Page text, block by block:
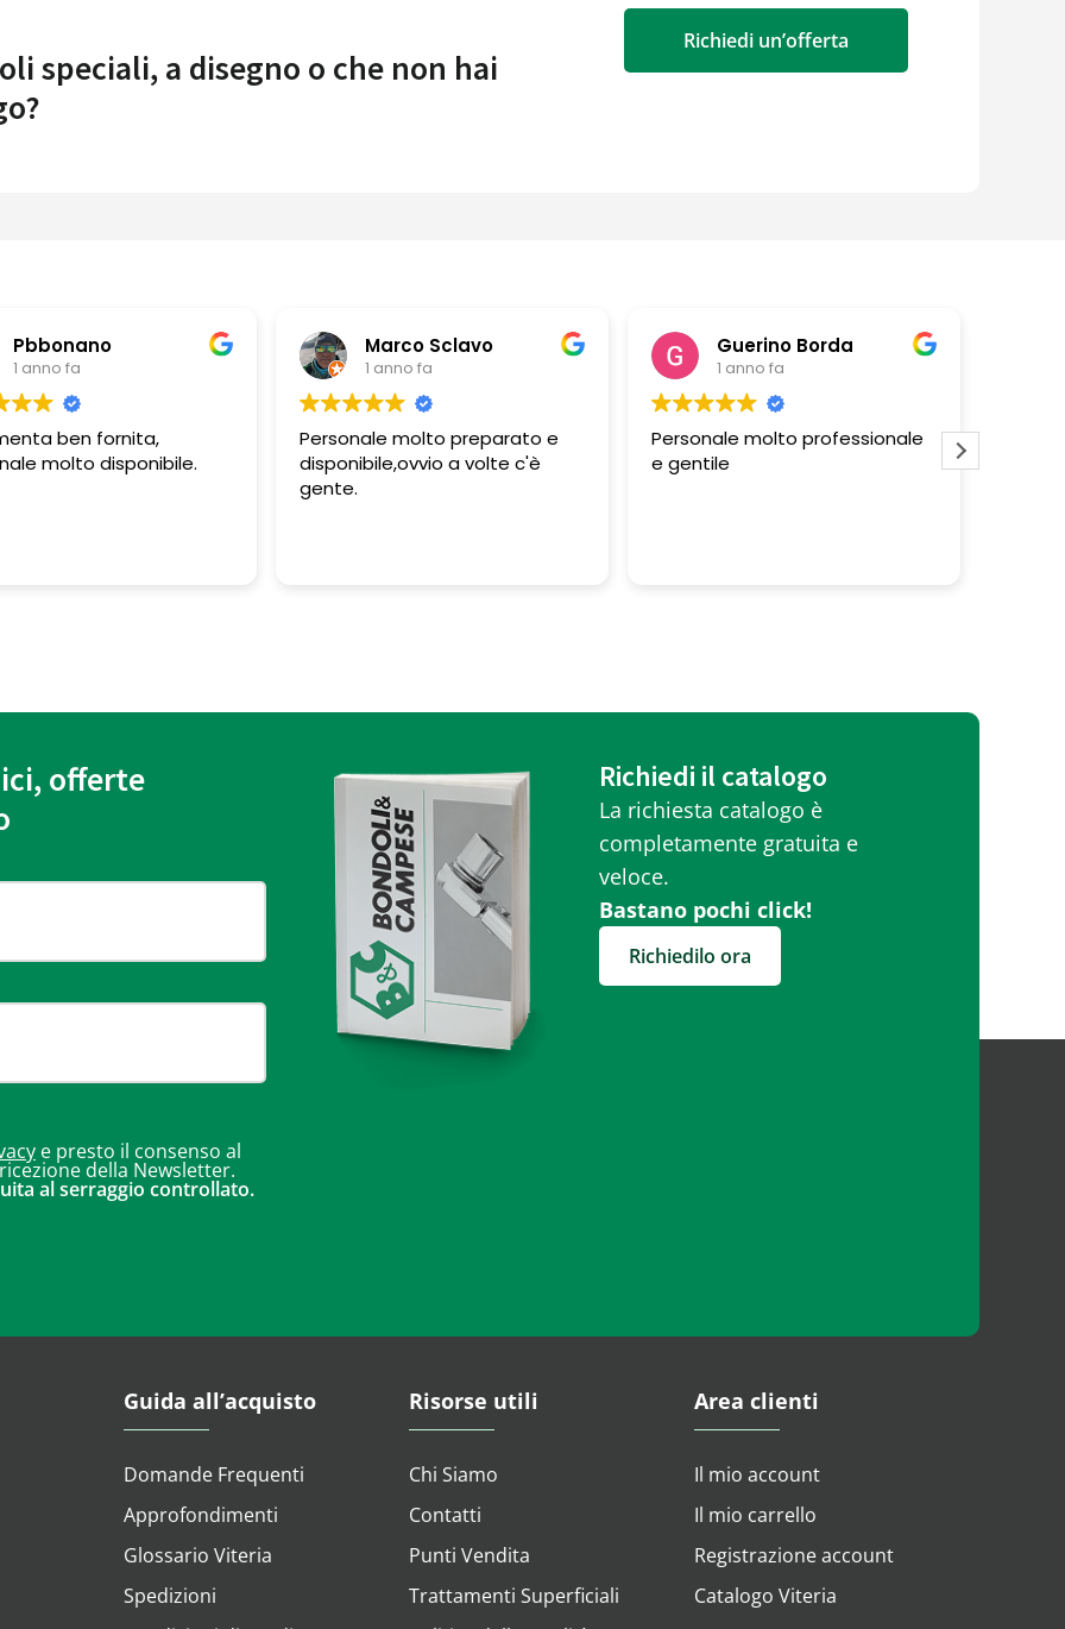
speciali, a disegno o che non hai
Richiedi un’offerta
Pbbonano
1 anno fa
ben fornita,
molto disponibile.
Marco Sclavo
1 anno fa
Personale molto preparato e
disponibile,ovvio a volte c'è
gente.
Guerino Borda
1 anno fa
Personale molto professionale
e gentile
offerte
e presto il consenso al
della Newsletter.
al serraggio controllato.
Richiedi il catalogo
La richiesta catalogo è
completamente gratuita e
veloce.
Bastano pochi click!
Richiedilo ora
Guida all’acquisto
Domande Frequenti
Approfondimenti
Glossario Viteria
Spedizioni
Risorse utili
Chi Siamo
Contatti
Punti Vendita
Trattamenti Superficiali
Area clienti
Il mio account
Il mio carrello
Registrazione account
Catalogo Viteria